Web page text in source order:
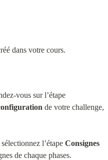
dans votre cours.
Pour les consignes générales, rendez-vous sur l’étape
de votre challenge,
l’étape Consignes
de chaque phases.